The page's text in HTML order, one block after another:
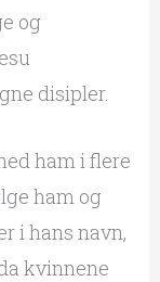
og
disipler.
ham i flere
ham og
i hans navn,
kvinnene